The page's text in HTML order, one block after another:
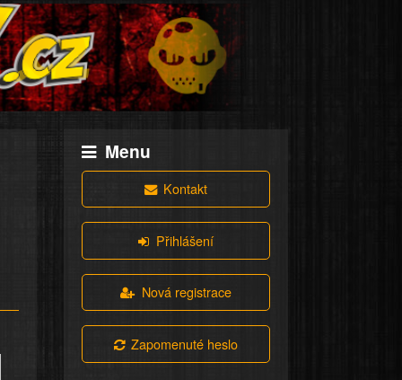
Menu
Kontakt
Přihlášení
Nová registrace
Zapomenuté heslo